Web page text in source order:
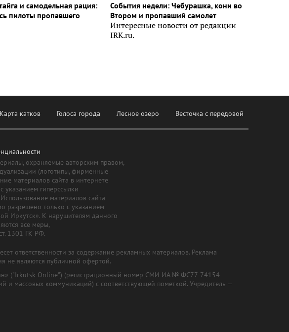
и самодельная рация:
пилоты пропавшего
События недели: Чебурашка, кони во
Втором и пропавший самолет
Интересные новости от редакции
IRK.ru.
Карта катков Голоса города Лесное озеро Весточка с передовой
охраняемые авторским правом,
(логотипы, фирменные
материалов сайта в интернете
указанием гиперссылки
материалов сайта
разрешено только с указанием
Иркутск». К нарушителям данного
все меры,
1301 ГК РФ.
ответственности за содержание рекламных материалов. Реклама
не являются публичной офертой.
("Irkutsk Online") (регистрационный номер СМИ ИА № ФС77-74154
и массовых коммуникаций) с соответствующей пометкой. Учредитель —